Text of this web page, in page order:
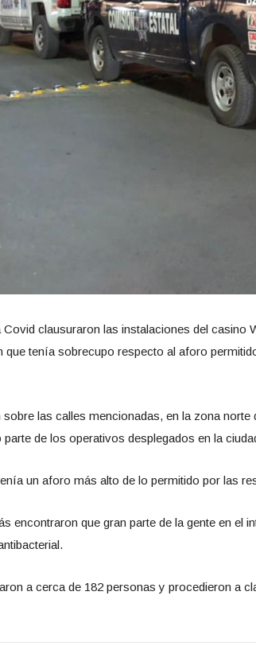
Covid clausuraron las instalaciones del
que tenía sobrecupo respecto al aforo
las calles mencionadas, en la zona
de los operativos desplegados en la
un aforo más alto de lo permitido por las
encontraron que gran parte de la gente en
a cerca de 182 personas y procedieron a